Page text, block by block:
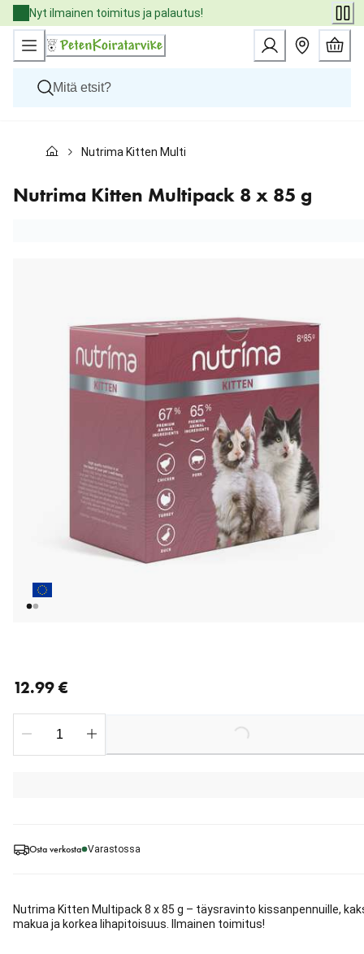
Skip
to
Content
Nyt ilmainen toimitus ja palautus!
Kissat
Eläinlääkäriruoat
Tuotemerkit
Nutrima Kitten Multipack 8 x 85 g
Nutrima Kitten Multipack 8 x 85 g
Osta verkosta Varastossa
Nutrima Kitten Multipack 8 x 85 g – täysravinto kissanpennuille,
makua ja korkea lihapitoisuus. Ilmainen toimitus!
12.99 €
Loading...